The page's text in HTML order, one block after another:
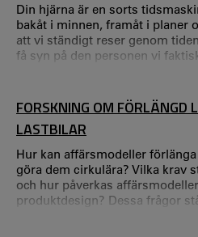
Din hjärna är en sorts
bakåt i minnen, framåt i planer
att vi ständigt reser genom
få syn på den personen vi
försöker möta vårt framtida
mellan det nutida och framtida
mitt doktorandprojekt vid CTF.
FORSKNING OM FÖRLÄNGD
LASTBILAR
Hur kan affärsmodeller
göra dem cirkulära? Vilka krav
och hur påverkas
produktdesign? Dessa frågor